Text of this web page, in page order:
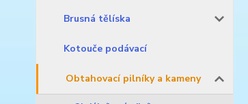
Brusná tělíska
Kotouče podávací
Obtahovací pilníky a kameny